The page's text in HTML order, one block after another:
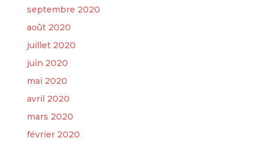
septembre 2020
août 2020
juillet 2020
juin 2020
mai 2020
avril 2020
mars 2020
février 2020